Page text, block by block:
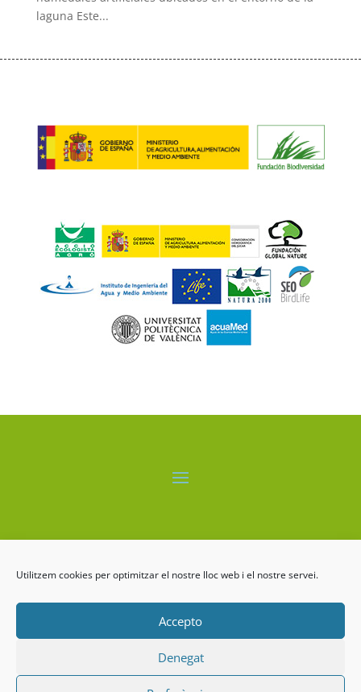
Utilitzem cookies per optimitzar el nostre lloc web i el nostre servei.
Accepto
Denegat
laguna Este...
LIFE ALBUFERA Copyrigth ©2026